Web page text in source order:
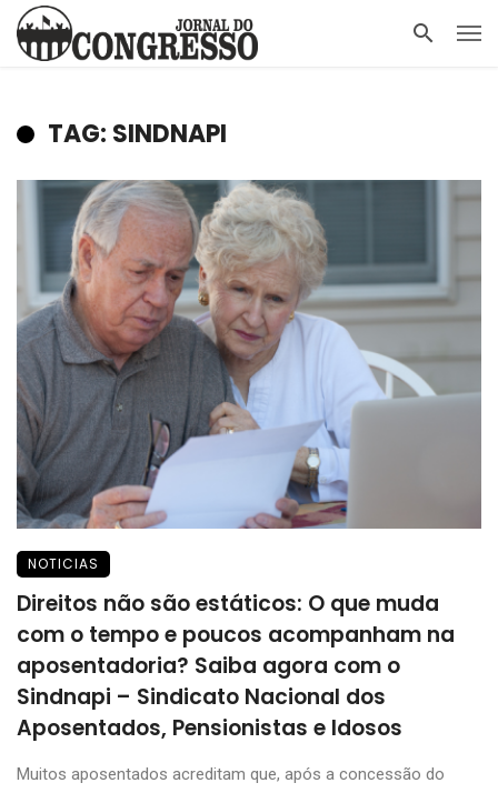
TAG: SINDNAPI
NOTICIAS
Direitos não são estáticos: O que muda
com o tempo e poucos acompanham na
aposentadoria? Saiba agora com o
Sindnapi – Sindicato Nacional dos
Aposentados, Pensionistas e Idosos
Muitos aposentados acreditam que, após a concessão do